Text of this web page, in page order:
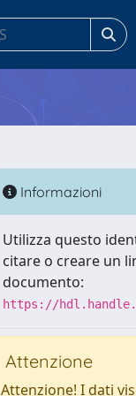
Informazioni
Utilizza questo
citare o creare un
documento:
https://
Attenzione
Attenzione! I dati